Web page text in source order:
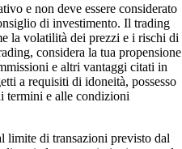
e non deve essere considerato
di investimento. Il trading
la volatilità dei prezzi e i rischi di
considera la tua propensione
e altri vantaggi citati in
a requisiti di idoneità, possesso
termini e alle condizioni
limite di transazioni previsto dal